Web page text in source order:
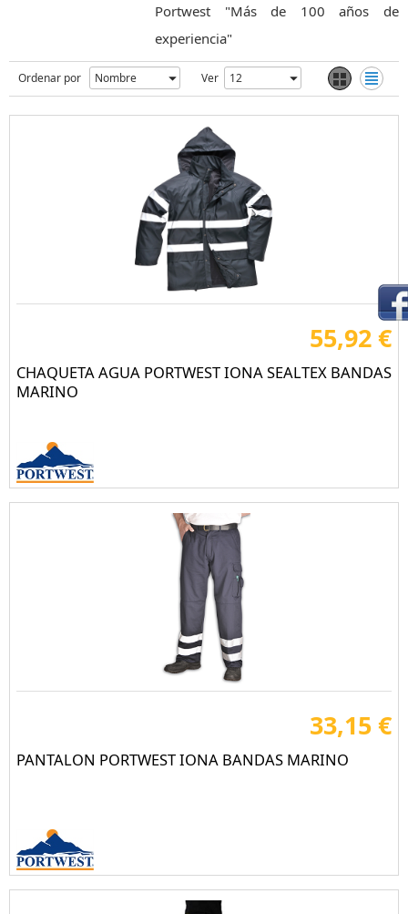
Portwest "Más de 100 años de
experiencia"
Ordenar por Ver
55,92 €
CHAQUETA AGUA PORTWEST IONA SEALTEX BANDAS
MARINO
33,15 €
PANTALON PORTWEST IONA BANDAS MARINO